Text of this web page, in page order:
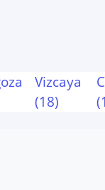
Vizcaya
(18)
(